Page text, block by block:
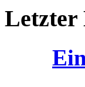
Letzter